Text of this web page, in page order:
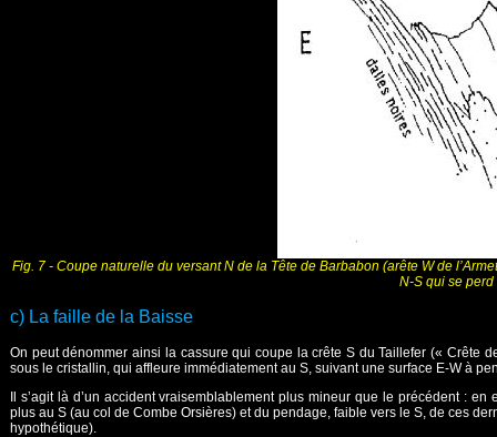
Fig. 7 - Coupe naturelle du versant N de la Tête de Barbabon (arête W de
N-S qui se
c) La faille de la Baisse
On peut dénommer ainsi la cassure qui coupe la crête S du Taillefer (« Crête
sous le cristallin, qui affleure immédiatement au S, suivant une surface E-W à
Il s’agit là d’un accident vraisemblablement plus mineur que le précédent :
plus au S (au col de Combe Orsières) et du pendage, faible vers le S, de ces
hypothétique).